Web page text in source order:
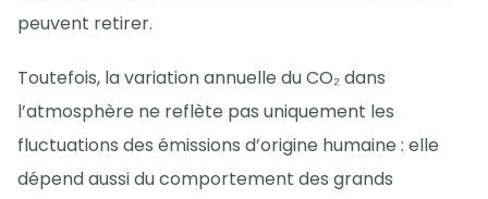
peuvent retirer.
Toutefois, la variation annuelle du CO₂ dans
l’atmosphère ne reflète pas uniquement les
fluctuations des émissions d’origine humaine : elle
dépend aussi du comportement des grands